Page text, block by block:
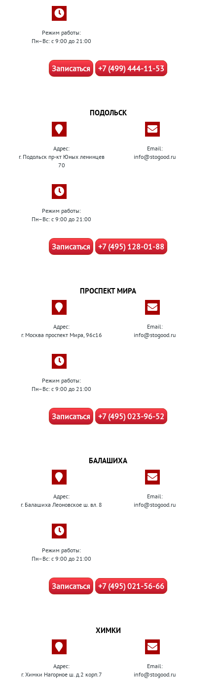
Режим работы:
Пн–Вс: с 9:00 до 21:00
Записаться +7 (499) 444-11-53
ПОДОЛЬСК
Адрес:
г. Подольск пр-кт Юных ленинцев
70
Email:
info@stogood.ru
Режим работы:
Пн–Вс: с 9:00 до 21:00
Записаться +7 (495) 128-01-88
ПРОСПЕКТ МИРА
Адрес:
г. Москва проспект Мира, 96с16
Email:
info@stogood.ru
Режим работы:
Пн–Вс: с 9:00 до 21:00
Записаться +7 (495) 023-96-52
БАЛАШИХА
Адрес:
г. Балашиха Леоновское ш. вл. 8
Email:
info@stogood.ru
Режим работы:
Пн–Вс: с 9:00 до 21:00
Записаться +7 (495) 021-56-66
ХИМКИ
Адрес:
г. Химки Нагорное ш. д.2 корп.7
Email:
info@stogood.ru